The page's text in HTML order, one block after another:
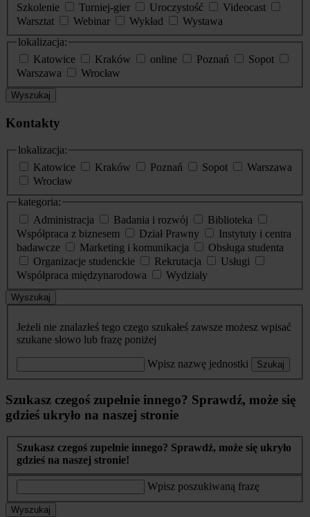
Szkolenie
Turniej-gier Uroczystość
Videocast
Warsztat
Webinar Wykład
Wystawa
lokalizacja:
Katowice
Kraków online Poznań
Sopot
Warszawa
Wrocław
Wyszukaj
Kontakty
lokalizacja:
Katowice
Kraków Poznań Sopot
Warszawa
Wrocław
kategoria:
Administracja
Badania i rozwój
Biblioteka
Współpraca z biznesem
Dział Prawny
Instytuty i centra
badawcze
Marketing i komunikacja
Obsługa studenta
Organizacje studenckie
Rekrutacja
Usługi
Współpraca międzynarodowa
Wydziały
Wyszukaj
Jeżeli nie znalazłeś tego czego szukałeś zawsze możesz wpisać
szukane słowo lub frazę poniżej
Wpisz nazwę jednostki Szukaj
Szukasz czegoś zupełnie innego? Sprawdź, może się
gdzieś ukryło na naszej stronie
Szukasz czegoś zupełnie innego? Sprawdź, może się ukryło
gdzieś na naszej stronie!
Wpisz poszukiwaną frazę
Wyszukaj